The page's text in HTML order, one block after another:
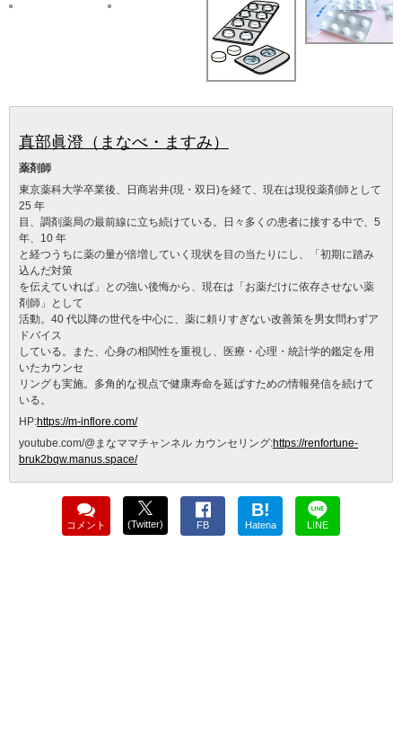
真部眞澄（まなべ・ますみ）
薬剤師
東京薬科大学卒業後、日商岩井(現・双日)を経て、現在は現役薬剤師として
25 年
目、調剤薬局の最前線に立ち続けている。日々多くの患者に接する中で、5
年、10 年
と経つうちに薬の量が倍増していく現状を目の当たりにし、「初期に踏み
込んだ対策
を伝えていれば」との強い後悔から、現在は「お薬だけに依存させない薬
剤師」として
活動。40 代以降の世代を中心に、薬に頼りすぎない改善策を男女問わずア
ドバイス
している。また、心身の相関性を重視し、医療・心理・統計学的鑑定を用
いたカウンセ
リングも実施。多角的な視点で健康寿命を延ばすための情報発信を続けて
いる。
HP:https://m-inflore.com/
youtube.com/@まなママチャンネル カウンセリング:https://renfortune-
bruk2bqw.manus.space/
コメント (Twitter) FB
B!
Hatena LINE